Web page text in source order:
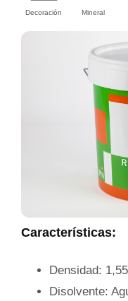
Decoración Mineral
Características:
Densidad: 1,55
Disolvente: